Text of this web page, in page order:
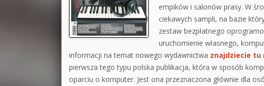
empików i salonów prasy. W
ciekawych sampli, na bazie
zestaw bezpłatnego
uruchomienie własnego,
informacji na temat nowego wydawnictwa znajdziecie tu
pierwsza tego typu polska publikacja, która w sposób
oparciu o komputer. Jest ona przeznaczona głównie dla